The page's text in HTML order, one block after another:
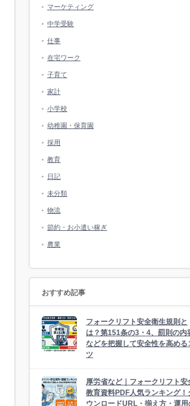
マーケティング
中学受験
仕事
在宅ワーク
子育て
家計
小学校
幼稚園・保育園
採用
教育
日記
未分類
物流
節約・お小遣い稼ぎ
農業
おすすめ記事
フォークリフト安全衛生規則と
は？第151条の3・4、罰則の内
などを把握して安全性を高める
ツ
厚労省など｜フォークリフト安
教育資料PDF人気ランキング！
ウンロードURL・揃え方・運用